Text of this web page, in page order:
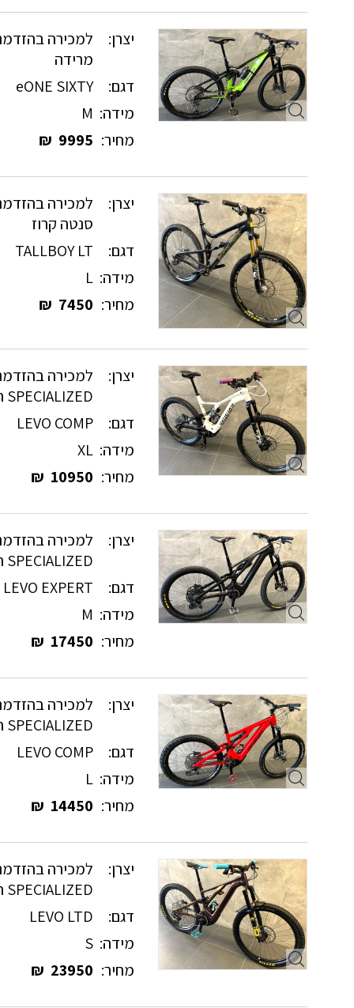
יצרן:
למכירה
מרידה
דגם:
eONE SIXTY
מידה: M
מחיר: 9995
₪
יצרן:
למכירה
סנטה קרוז
דגם:
TALLBOY LT
מידה:L
מחיר: 7450
₪
יצרן:
למכירה
SPECIALIZED חשמליים
דגם:
LEVO COMP
מידה:XL
מחיר: 10950
₪
יצרן:
למכירה
SPECIALIZED חשמליים
דגם:
LEVO EXPERT
מידה: M
מחיר: 17450
₪
יצרן:
למכירה
SPECIALIZED חשמליים
דגם:
LEVO COMP
מידה:L
מחיר: 14450
₪
יצרן:
למכירה
SPECIALIZED חשמליים
דגם:
LEVO LTD
מידה:S
מחיר: 23950
₪